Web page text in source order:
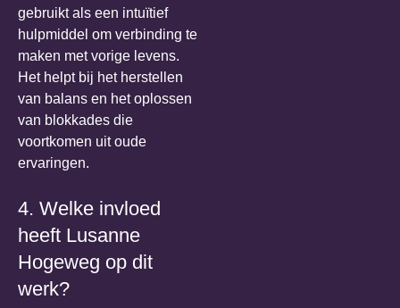
gebruikt als een intuïtief
hulpmiddel om verbinding te
maken met vorige levens.
Het helpt bij het herstellen
van balans en het oplossen
van blokkades die
voortkomen uit oude
ervaringen.
4. Welke invloed
heeft Lusanne
Hogeweg op dit
werk?